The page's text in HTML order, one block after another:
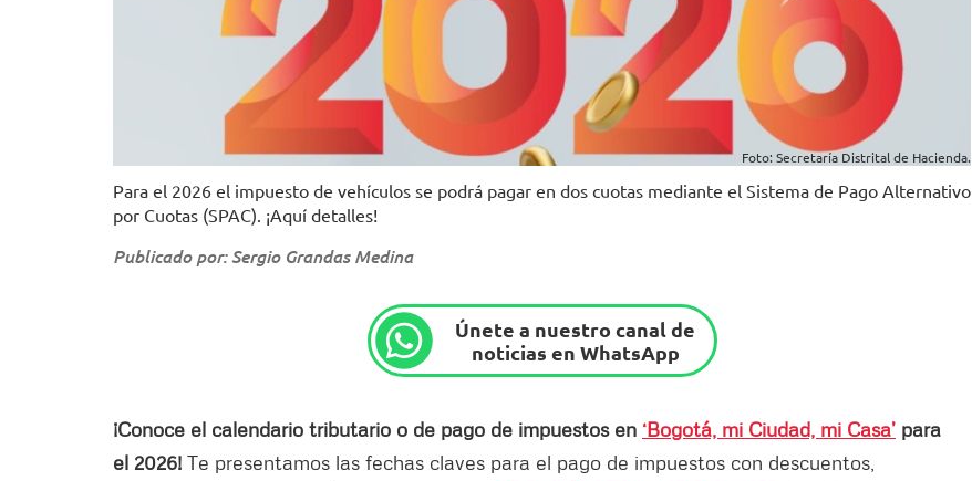
Foto: Secretaría Distrital de Hacienda.
Para el 2026 el impuesto de vehículos se podrá pagar en dos cuotas mediante el Sistema de Pago Alternativo
por Cuotas (SPAC). ¡Aquí detalles!
Publicado por: Sergio Grandas Medina
Únete a nuestro canal de
noticias en WhatsApp
¡Conoce el calendario tributario o de pago de impuestos en ‘Bogotá, mi Ciudad, mi Casa’ para
el 2026! Te presentamos las fechas claves para el pago de impuestos con descuentos,